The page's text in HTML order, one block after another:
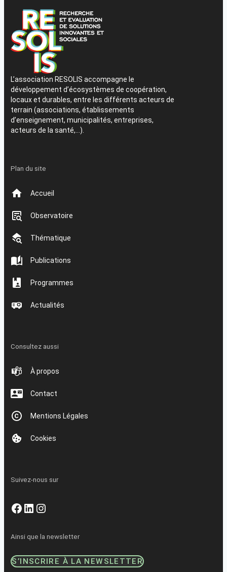
L’association RESOLIS accompagne le
développement d’écosystèmes de coopération,
locaux et durables, entre les différents acteurs de
terrain (associations, établissements
d’enseignement, municipalités, entreprises,
acteurs de la santé,…).
Plan du site
Accueil
Observatoire
Thématique
Publications
Programmes
Actualités
Consultez aussi
À propos
Contact
Mentions Légales
Cookies
Suivez-nous sur
Facebook
LinkedIn
Instagram
Ainsi que la newsletter
S’INSCRIRE À LA NEWSLETTER